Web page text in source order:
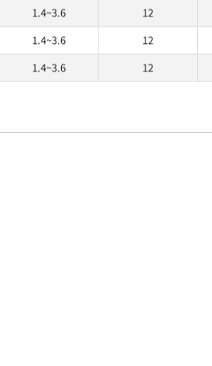
1.4~3.6 12
1.4~3.6 12
1.4~3.6 12